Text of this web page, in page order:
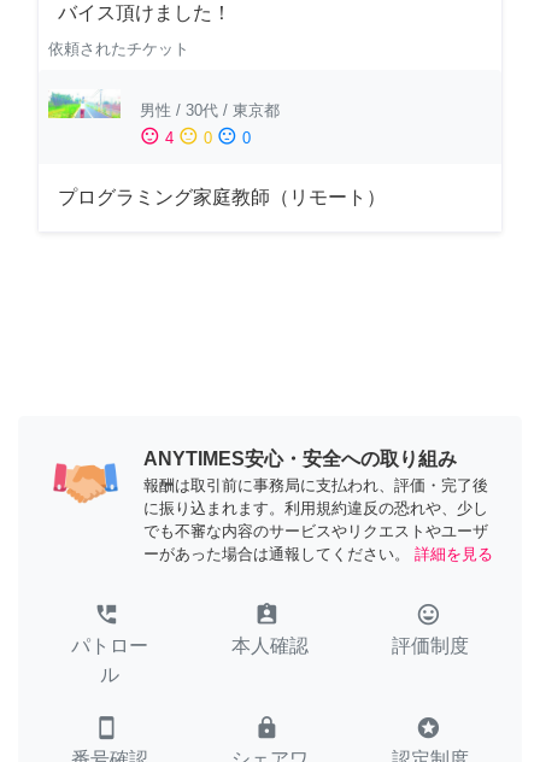
バイス頂けました！
依頼されたチケット
男性 / 30代 / 東京都
sentiment_satisfied 4 sentiment_neutral 0 sentiment_dissatisfied 0
プログラミング家庭教師（リモート）
ANYTIMES安心・安全への取り組み
報酬は取引前に事務局に支払われ、評価・完了後
に振り込まれます。利用規約違反の恐れや、少し
でも不審な内容のサービスやリクエストやユーザ
ーがあった場合は通報してください。
詳細を見る
perm_phone_msg
パトロー
ル
assignment_ind
本人確認
tag_faces
評価制度
smartphone lock stars